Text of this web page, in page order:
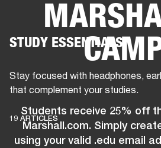
VÊTEMENTS
Students receive 25% off
Marshall.com. Simply
using your valid .edu email
STUDY ESSENTIALS
Stay focused with headphones,
that complement your studies.
19 ARTICLES